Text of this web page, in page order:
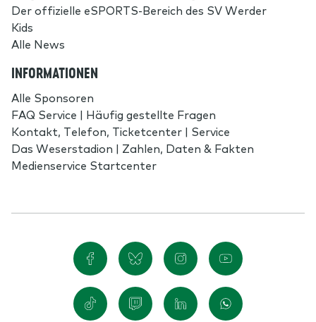
Der offizielle eSPORTS-Bereich des SV Werder
Kids
Alle News
INFORMATIONEN
Alle Sponsoren
FAQ Service | Häufig gestellte Fragen
Kontakt, Telefon, Ticketcenter | Service
Das Weserstadion | Zahlen, Daten & Fakten
Medienservice Startcenter